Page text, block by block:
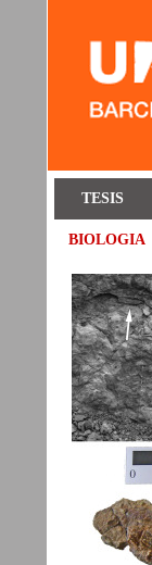
TESIS
BIOLOGIA